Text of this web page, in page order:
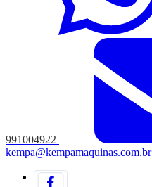
991004922
kempa@kempamaquinas.com.br